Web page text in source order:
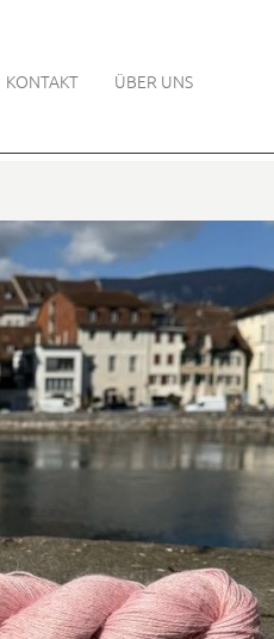
KONTAKT ÜBER UNS